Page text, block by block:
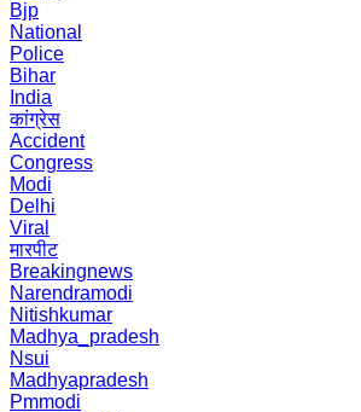
Bjp
National
Police
Bihar
India
कांग्रेस
Accident
Congress
Modi
Delhi
Viral
मारपीट
Breakingnews
Narendramodi
Nitishkumar
Madhya_pradesh
Nsui
Madhyapradesh
Pmmodi